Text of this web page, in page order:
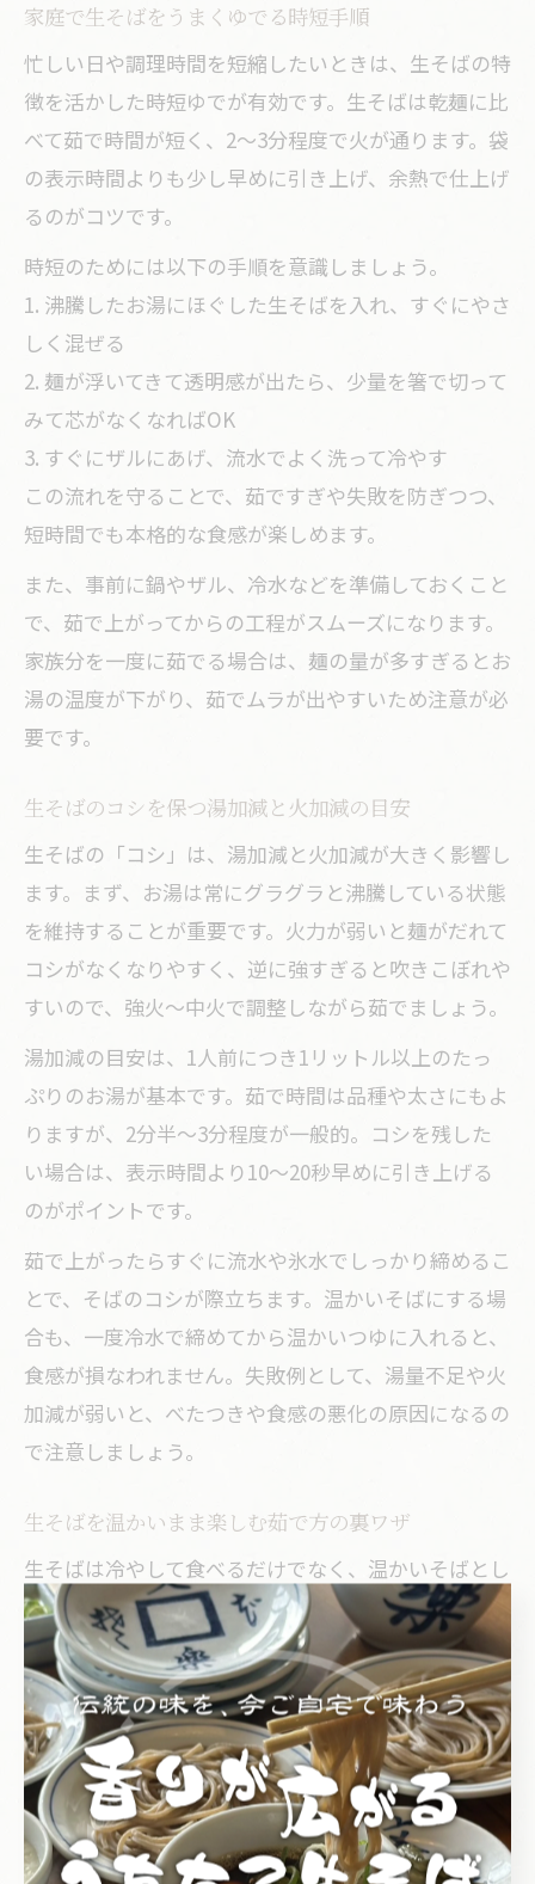
家庭で生そばをうまくゆでる時短手順
忙しい日や調理時間を短縮したいときは、生そばの特
徴を活かした時短ゆでが有効です。生そばは乾麺に比
べて茹で時間が短く、2～3分程度で火が通ります。袋
の表示時間よりも少し早めに引き上げ、余熱で仕上げ
るのがコツです。
時短のためには以下の手順を意識しましょう。
1. 沸騰したお湯にほぐした生そばを入れ、すぐにやさ
しく混ぜる
2. 麺が浮いてきて透明感が出たら、少量を箸で切って
みて芯がなくなればOK
3. すぐにザルにあげ、流水でよく洗って冷やす
この流れを守ることで、茹ですぎや失敗を防ぎつつ、
短時間でも本格的な食感が楽しめます。
また、事前に鍋やザル、冷水などを準備しておくこと
で、茹で上がってからの工程がスムーズになります。
家族分を一度に茹でる場合は、麺の量が多すぎるとお
湯の温度が下がり、茹でムラが出やすいため注意が必
要です。
生そばのコシを保つ湯加減と火加減の目安
生そばの「コシ」は、湯加減と火加減が大きく影響し
ます。まず、お湯は常にグラグラと沸騰している状態
を維持することが重要です。火力が弱いと麺がだれて
コシがなくなりやすく、逆に強すぎると吹きこぼれや
すいので、強火～中火で調整しながら茹でましょう。
湯加減の目安は、1人前につき1リットル以上のたっ
ぷりのお湯が基本です。茹で時間は品種や太さにもよ
りますが、2分半～3分程度が一般的。コシを残した
い場合は、表示時間より10～20秒早めに引き上げる
のがポイントです。
茹で上がったらすぐに流水や氷水でしっかり締めるこ
とで、そばのコシが際立ちます。温かいそばにする場
合も、一度冷水で締めてから温かいつゆに入れると、
食感が損なわれません。失敗例として、湯量不足や火
加減が弱いと、べたつきや食感の悪化の原因になるの
で注意しましょう。
生そばを温かいまま楽しむ茹で方の裏ワザ
生そばは冷やして食べるだけでなく、温かいそばとし
てもおいしく楽しめますが、茹でた後にコシや風味が
損なわれるのが悩みどころです。温かいままの状態を
キープするためには、一度冷水で締めてから、再びお
湯をくぐらせて温め直す「湯通し」が効果的です。
具体的には、茹で上げたそばを流水で締めた後、沸騰
したお湯に10秒ほどさっとくぐらせて温め直します。
これにより、そばのコシを保ったまま温かい状態でつ